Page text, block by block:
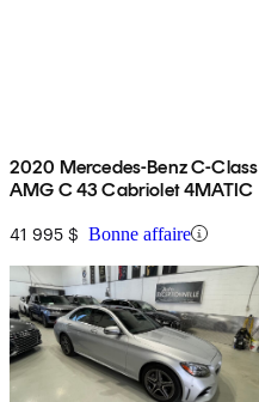
2020 Mercedes-Benz C-Class
AMG C 43 Cabriolet 4MATIC
41 995 $ Bonne affaire